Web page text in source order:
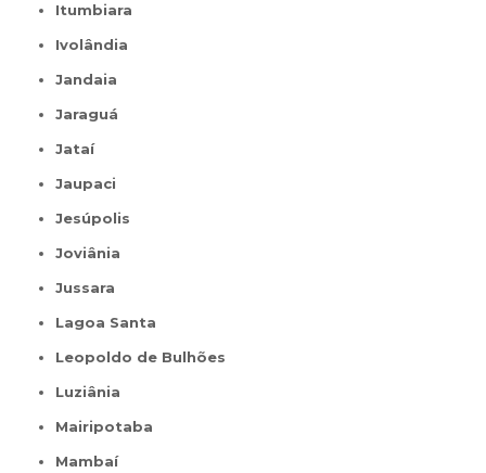
Itumbiara
Ivolândia
Jandaia
Jaraguá
Jataí
Jaupaci
Jesúpolis
Joviânia
Jussara
Lagoa Santa
Leopoldo de Bulhões
Luziânia
Mairipotaba
Mambaí